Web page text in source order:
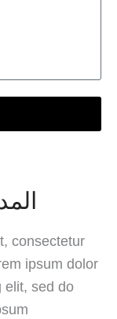
consectetur
ipsum dolor
elit, sed do